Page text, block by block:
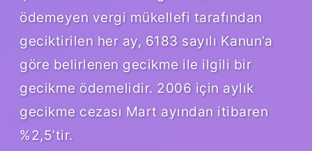
ödemeyen vergi mükellefi tarafından
geciktirilen her ay, 6183 sayılı Kanun’a
göre belirlenen gecikme ile ilgili bir
gecikme ödemelidir. 2006 için aylık
gecikme cezası Mart ayından itibaren
%2,5’tir.